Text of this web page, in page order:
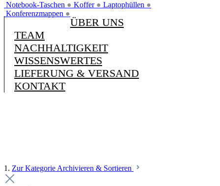
Notebook-Taschen ● Koffer ● Laptophüllen ●
Konferenzmappen ●
ÜBER UNS
TEAM
NACHHALTIGKEIT
WISSENSWERTES
LIEFERUNG & VERSAND
KONTAKT
1. Zur Kategorie Archivieren & Sortieren